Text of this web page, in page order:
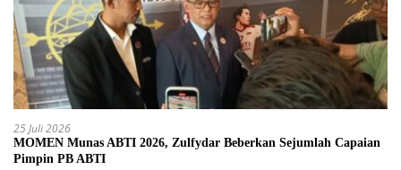
25 Juli 2026
MOMEN Munas ABTI 2026, Zulfydar Beberkan Sejumlah Capaian
Pimpin PB ABTI